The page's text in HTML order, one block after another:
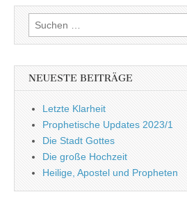
Suchen
nach:
NEUESTE BEITRÄGE
Letzte Klarheit
Prophetische Updates 2023/1
Die Stadt Gottes
Die große Hochzeit
Heilige, Apostel und Propheten